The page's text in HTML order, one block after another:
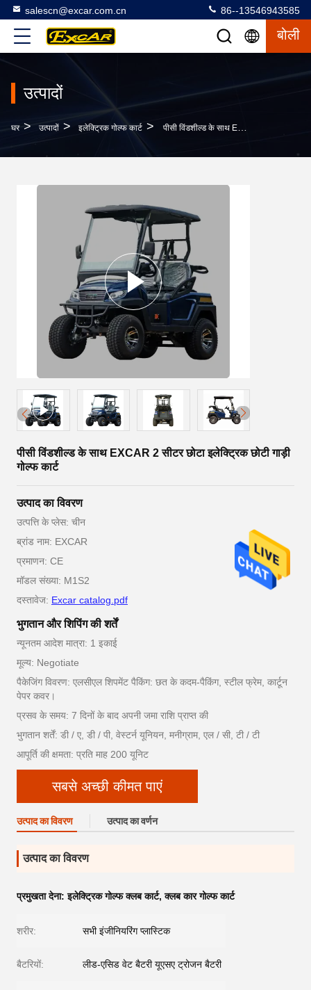
salescn@excar.com.cn 86--13546943585
बोली
उत्पादों
घर > उत्पादों > इलेक्ट्रिक गोल्फ कार्ट > पीसी विंडशील्ड के साथ EXCAR 2 सीटर छोटा इलेक्ट्रिक छोटी गाड़ी गोल्फ कार्ट
पीसी विंडशील्ड के साथ EXCAR 2 सीटर छोटा इलेक्ट्रिक छोटी गाड़ी
गोल्फ कार्ट
उत्पाद का विवरण
उत्पत्ति के प्लेस: चीन
ब्रांड नाम: EXCAR
प्रमाणन: CE
मॉडल संख्या: M1S2
दस्तावेज: Excar catalog.pdf
भुगतान और शिपिंग की शर्तें
न्यूनतम आदेश मात्रा: 1 इकाई
मूल्य: Negotiate
पैकेजिंग विवरण: एलसीएल शिपमेंट पैकिंग: छत के कदम-पैकिंग, स्टील फ्रेम, कार्टून
पेपर कवर।
प्रसव के समय: 7 दिनों के बाद अपनी जमा राशि प्राप्त की
भुगतान शर्तें: डी / ए, डी / पी, वेस्टर्न यूनियन, मनीग्राम, एल / सी, टी / टी
आपूर्ति की क्षमता: प्रति माह 200 यूनिट
सबसे अच्छी कीमत पाएं
उत्पाद का विवरण उत्पाद का वर्णन
उत्पाद का विवरण
प्रमुखता देना:इलेक्ट्रिक गोल्फ क्लब कार्ट,क्लब कार गोल्फ कार्ट
शरीर: सभी इंजीनियरिंग प्लास्टिक
बैटरियों: लीड-एसिड वेट बैटरी यूएसए ट्रोजन बैटरी